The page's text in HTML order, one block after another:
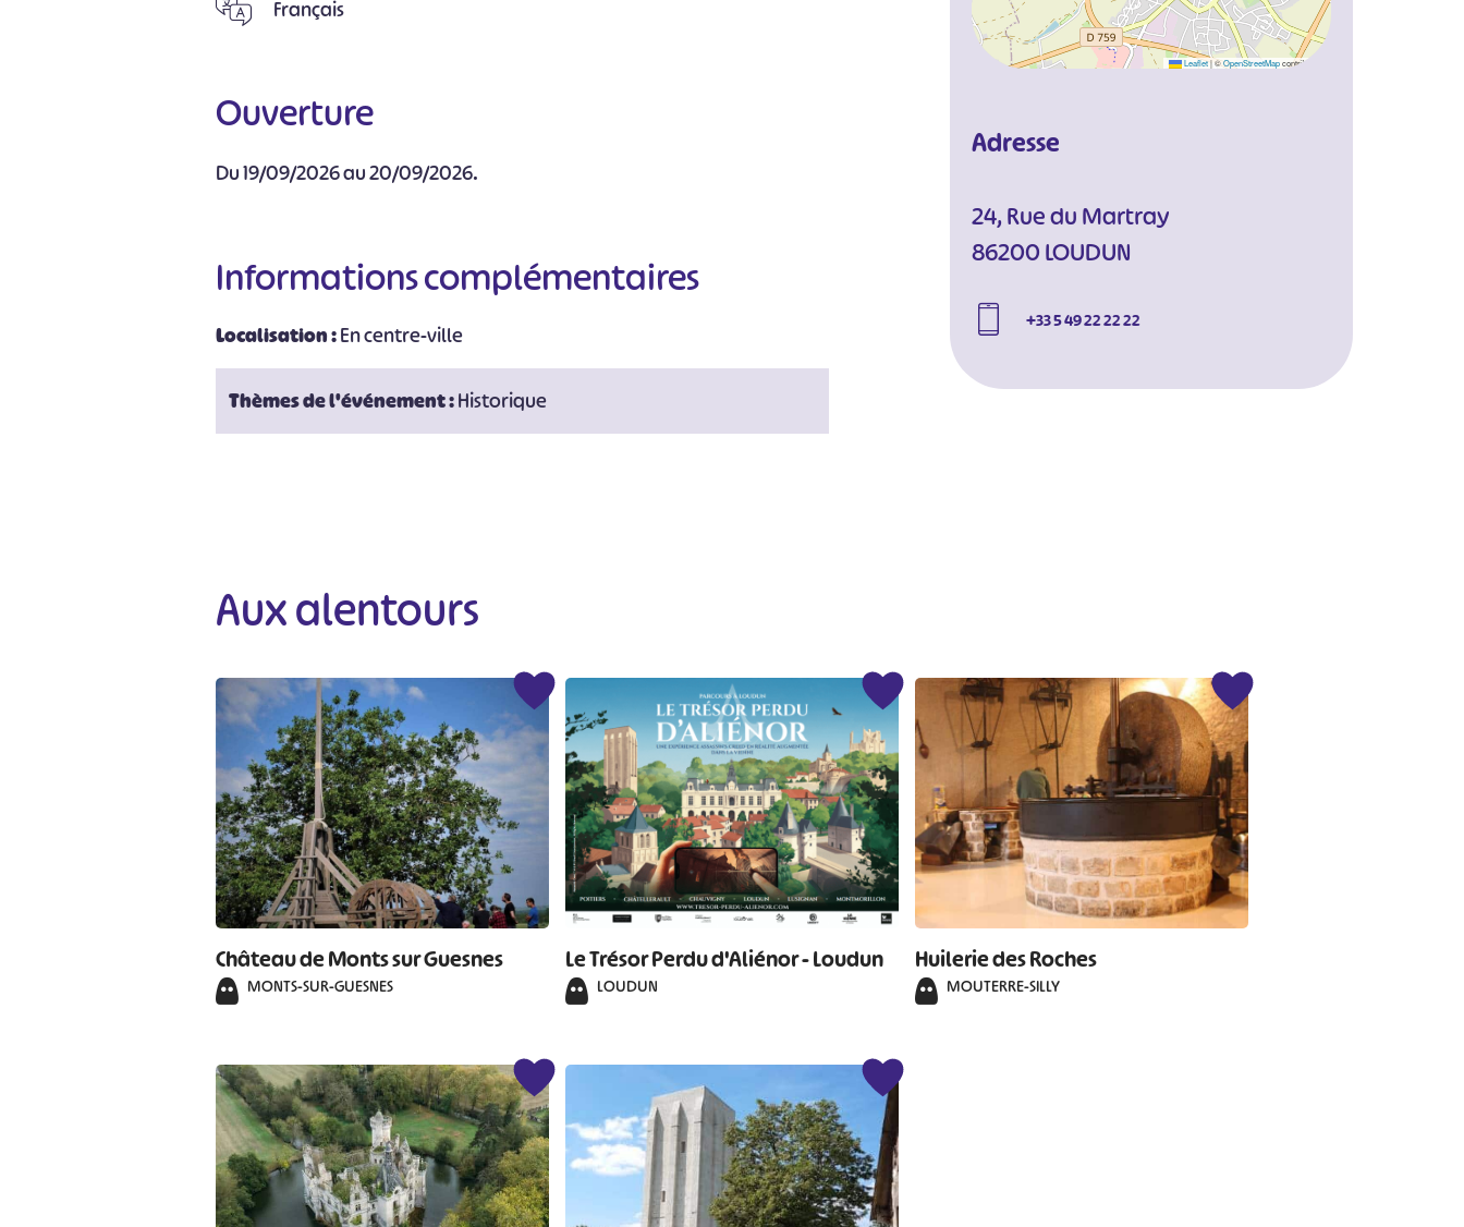
Français
Ouverture
Du 19/09/2026 au 20/09/2026.
Informations complémentaires
Localisation :En centre-ville
Thèmes de l'événement :Historique
Leaflet|©OpenStreetMapcontributors
Adresse
24, Rue du Martray
86200 LOUDUN
+33 5 49 22 22 22
Aux alentours
Château de Monts sur Guesnes
MONTS-SUR-GUESNES
Le Trésor Perdu d'Aliénor - Loudun
LOUDUN
Huilerie des Roches
MOUTERRE-SILLY
# # # # #
#
#